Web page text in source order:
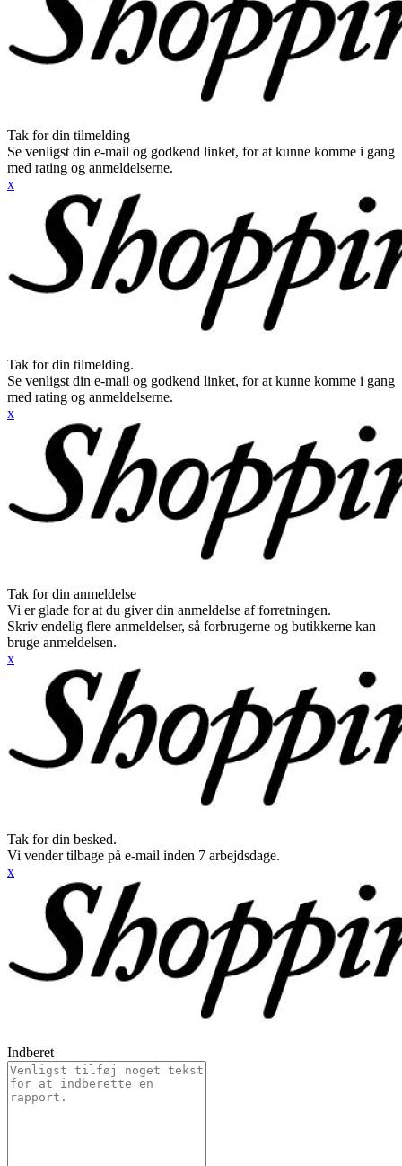
Tak for din tilmelding
Se venligst din e-mail og godkend linket, for at kunne komme i gang
med rating og anmeldelserne.
x
Tak for din tilmelding.
Se venligst din e-mail og godkend linket, for at kunne komme i gang
med rating og anmeldelserne.
x
Tak for din anmeldelse
Vi er glade for at du giver din anmeldelse af forretningen.
Skriv endelig flere anmeldelser, så forbrugerne og butikkerne kan
bruge anmeldelsen.
x
Tak for din besked.
Vi vender tilbage på e-mail inden 7 arbejdsdage.
x
Indberet